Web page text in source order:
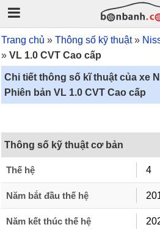
Trang chủ Thông số kỹ thuật
VL 1.0 CVT Cao cấp
Chi tiết thông số kĩ thuật của xe
Phiên bản VL 1.0 CVT Cao cấp
Thông số kỹ thuật cơ bản
Thế hệ 4
Năm bắt đầu thế hệ
Năm kết thúc thế hệ